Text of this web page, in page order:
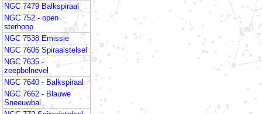
NGC 7479 Balkspiraal
NGC 752 - open
sterhoop
NGC 7538 Emissie
NGC 7606 Spiraalstelsel
NGC 7635 -
zeepbelnevel
NGC 7640 - Balkspiraal
NGC 7662 - Blauwe
Sneeuwbal